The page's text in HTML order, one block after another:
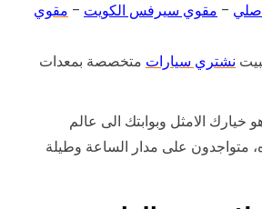
– مقوي سيرفس الكويت – مقوي
نشتري سيارات متخصصة بمعدات
خيارك الامثل وبوابتك الى عالم
متواجدون على مدار الساعة وطيلة